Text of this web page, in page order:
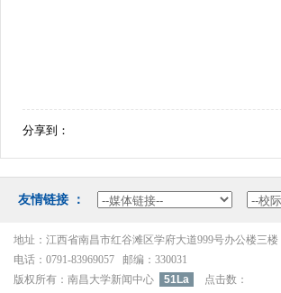
分享到：
友情链接：
地址：江西省南昌市红谷滩区学府大道999号办公楼三楼
电话：0791-83969057邮编：330031
版权所有：南昌大学新闻中心
51La 点击数：